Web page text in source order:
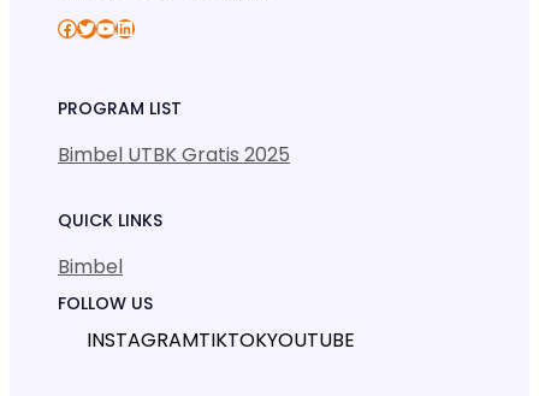
Facebook Twitter YouTube LinkedIn
PROGRAM LIST
Bimbel UTBK Gratis 2025
QUICK LINKS
Bimbel
FOLLOW US
INSTAGRAMTIKTOKYOUTUBE